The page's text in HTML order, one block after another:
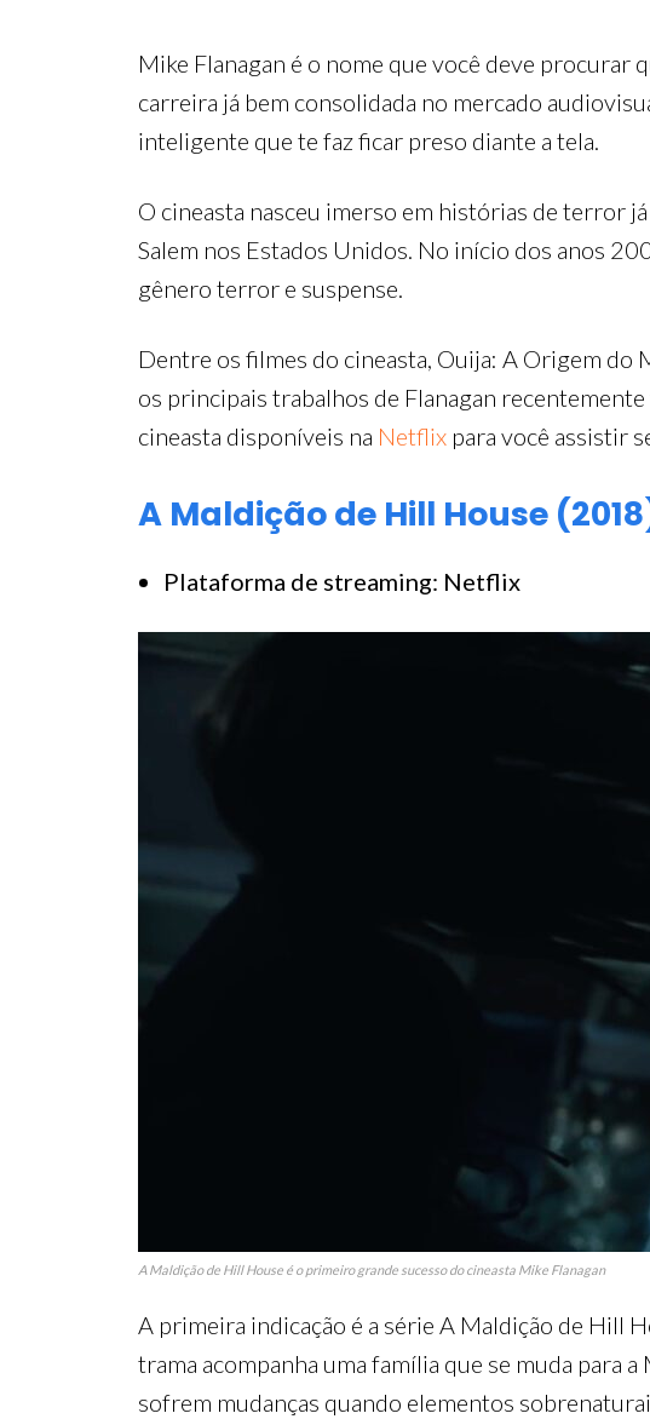
Mike Flanagan é o nome que você deve
carreira já bem consolidada no mercado
inteligente que te faz ficar preso diante a tela.
O cineasta nasceu imerso em histórias de terror
Salem nos Estados Unidos. No início dos anos
gênero terror e suspense.
Dentre os filmes do cineasta, Ouija: A Origem do
os principais trabalhos de Flanagan
cineasta disponíveis na Netflix para você assistir
A Maldição de Hill House
Plataforma de streaming: Netflix
A Maldição de Hill House é o primeiro grande sucesso do cineasta Mike Flanagan
A primeira indicação é a série A Maldição de Hill
trama acompanha uma família que se muda para
sofrem mudanças quando elementos